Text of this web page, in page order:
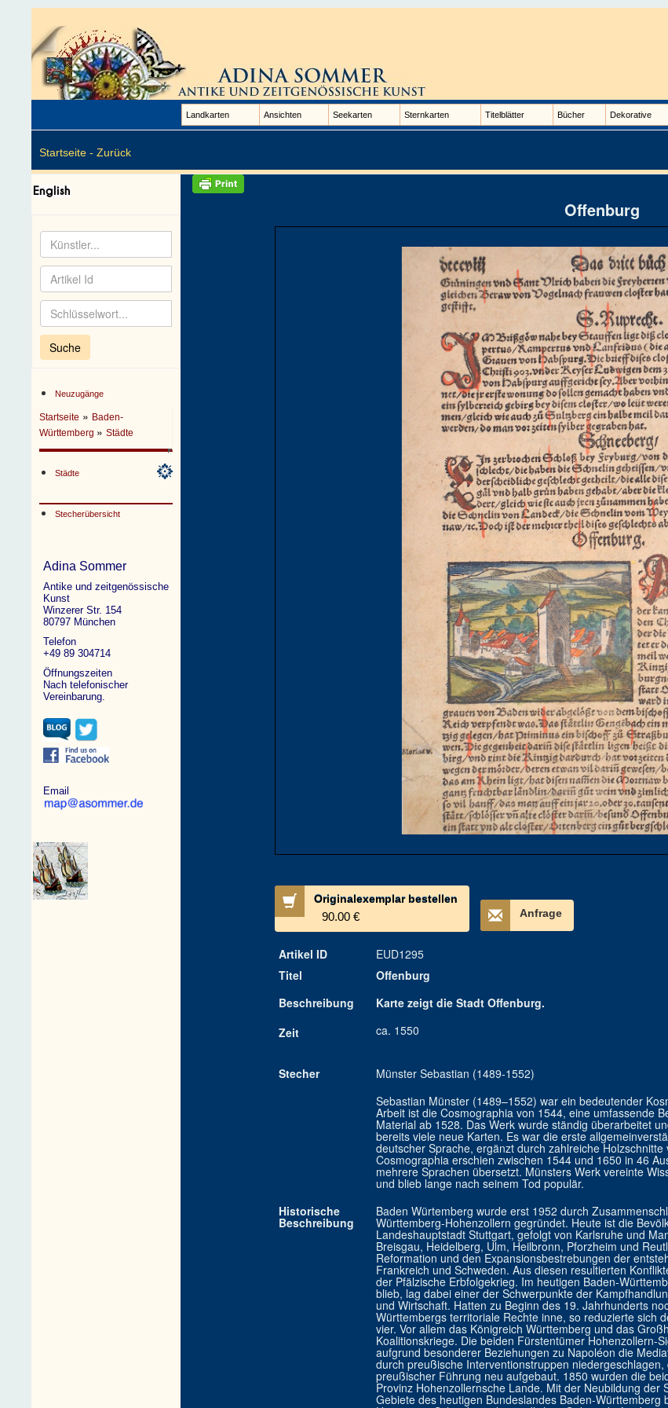
Landkarten Ansichten Seekarten Sternkarten Titelblätter Bücher Dekorative
Startseite - Zurück
Neuzugänge
Startseite » Baden-
Württemberg »Städte
Städte
Stecherübersicht
Adina Sommer
Antike und zeitgenössische
Kunst
Winzerer Str. 154
80797 München
Telefon
+49 89 304714
Öffnungszeiten
Nach telefonischer
Vereinbarung.
Email
Offenburg
Originalexemplar bestellen
90.00 € Anfrage
Artikel ID
EUD1295
Titel
Offenburg
Beschreibung
Karte zeigt die Stadt Offenburg.
Zeit
ca. 1550
Stecher
Münster Sebastian (1489-1552)
Sebastian Münster (1489–1552) war ein bedeutender
Arbeit ist die Cosmographia von 1544, eine umfassende
Material ab 1528. Das Werk wurde ständig überarbeitet
bereits viele neue Karten. Es war die erste
deutscher Sprache, ergänzt durch zahlreiche
Cosmographia erschien zwischen 1544 und 1650 in 46
mehrere Sprachen übersetzt. Münsters Werk vereinte
und blieb lange nach seinem Tod populär.
Historische
Beschreibung
Baden Würtemberg wurde erst 1952 durch
Württemberg-Hohenzollern gegründet. Heute ist die
Landeshauptstadt Stuttgart, gefolgt von Karlsruhe und
Breisgau, Heidelberg, Ulm, Heilbronn, Pforzheim und
Reformation und den Expansionsbestrebungen der
Frankreich und Schweden. Aus diesen resultierten
der Pfälzische Erbfolgekrieg. Im heutigen Baden-
blieb, lag dabei einer der Schwerpunkte der
und Wirtschaft. Hatten zu Beginn des 19. Jahrhunderts
Württembergs territoriale Rechte inne, so reduzierte sich
vier. Vor allem das Königreich Württemberg und das
Koalitionskriege. Die beiden Fürstentümer Hohenzollern-
aufgrund besonderer Beziehungen zu Napoléon die
durch preußische Interventionstruppen
preußischer Führung neu aufgebaut. 1850 wurden die
Provinz Hohenzollernsche Lande. Mit der Neubildung
Gebiete des heutigen Bundeslandes Baden-Württemberg